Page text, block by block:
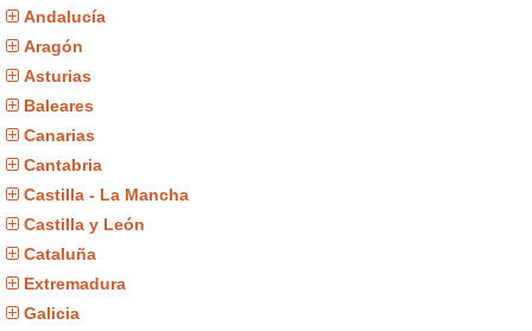
Andalucía
Aragón
Asturias
Baleares
Canarias
Cantabria
Castilla - La Mancha
Castilla y León
Cataluña
Extremadura
Galicia